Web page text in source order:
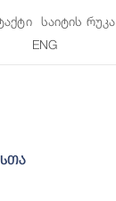
საიტის რუკა
ENG